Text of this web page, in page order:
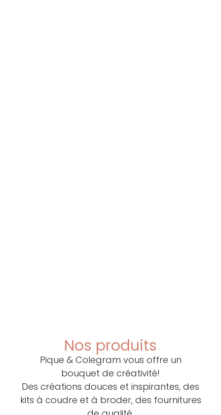
Nos produits
Pique & Colegram vous offre un
bouquet de créativité!
Des créations douces et inspirantes, des
kits à coudre et à broder, des fournitures